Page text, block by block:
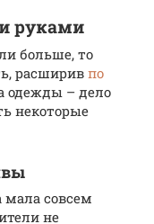
руками
больше, то
расширив по
одежды – дело
некоторые
мала совсем
не